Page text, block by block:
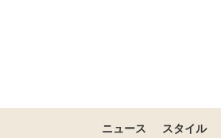
ニュース スタイル